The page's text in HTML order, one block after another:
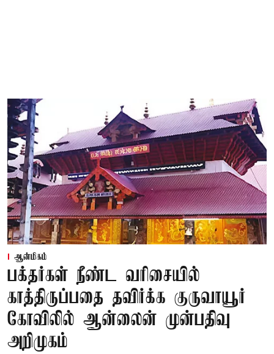
ஆன்மிகம்
பக்தர்கள் நீண்ட வரிசையில்
காத்திருப்பதை தவிர்க்க குருவாயூர்
கோவிலில் ஆன்லைன் முன்பதிவு
அறிமுகம்